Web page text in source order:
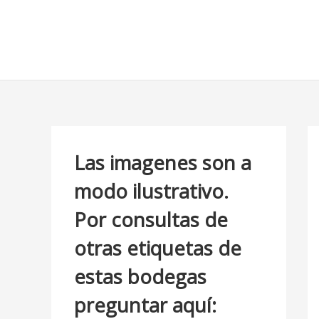
Las imagenes son a
modo ilustrativo.
Por consultas de
otras etiquetas de
estas bodegas
preguntar aquí:
c
o
r